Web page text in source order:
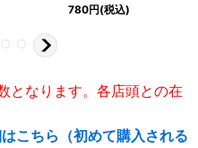
テイツ》
780円(税込)
となります。各店頭との在
こちら（初めて購入される